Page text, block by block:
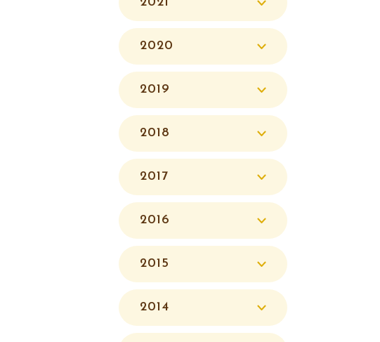
2020
2019
2018
2017
2016
2015
2014